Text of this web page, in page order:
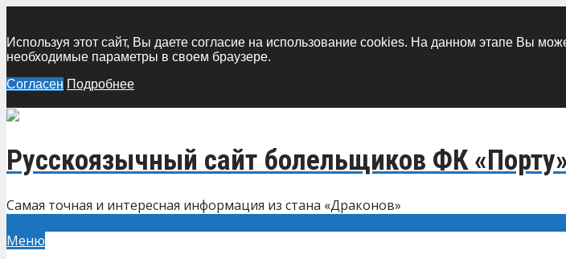
Используя этот сайт, Вы даете согласие на использование cookies. На данном этапе Вы
необходимые параметры в своем браузере.
Согласен Подробнее
Русскоязычный сайт болельщиков ФК
Самая точная и интересная информация из стана «Драконов»
Меню